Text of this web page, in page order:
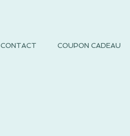
CONTACT COUPON CADEAU